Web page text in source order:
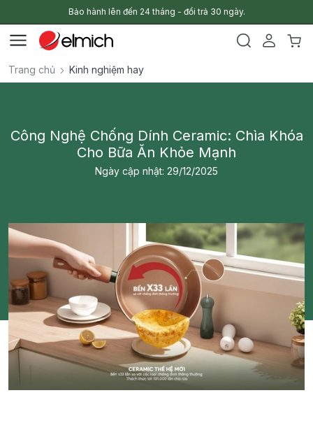
Bảo hành lên đến 24 tháng - đổi trả 30 ngày.
Trang chủ Kinh nghiệm hay
Công Nghệ Chống Dính Ceramic: Chìa Khóa
Cho Bữa Ăn Khỏe Mạnh
Ngày cập nhật: 29/12/2025